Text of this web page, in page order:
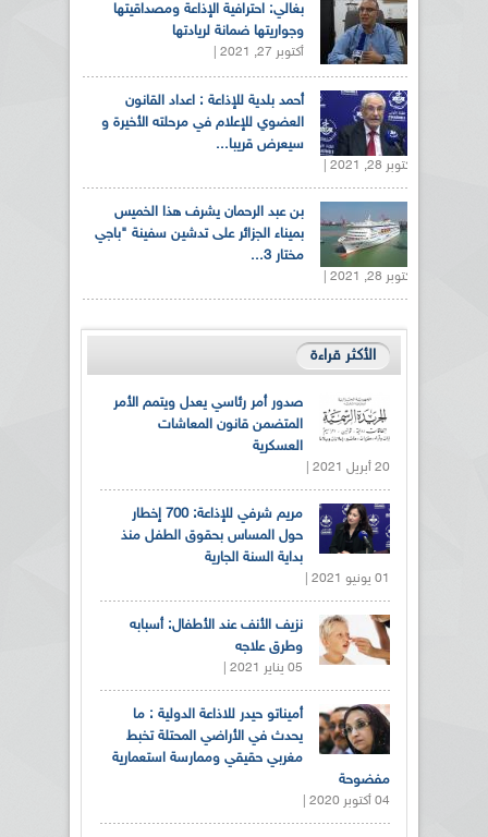
بغالي: احترافية الإذاعة ومصداقيتها
وجواريتها ضمانة لريادتها
أكتوبر 27, 2021 |
أحمد بلدية للإذاعة : اعداد القانون
العضوي للإعلام في مرحلته الأخيرة و
سيعرض قريبا...
أكتوبر 28, 2021 |
بن عبد الرحمان يشرف هذا الخميس
بميناء الجزائر على تدشين سفينة "باجي
مختار 3...
أكتوبر 28, 2021 |
الأكثر قراءة
صدور أمر رئاسي يعدل ويتمم الأمر
المتضمن قانون المعاشات
العسكرية
20 أبريل 2021 |
مريم شرفي للإذاعة: 700 إخطار
حول المساس بحقوق الطفل منذ
بداية السنة الجارية
01 يونيو 2021 |
نزيف الأنف عند الأطفال: أسبابه
وطرق علاجه
05 يناير 2021 |
أميناتو حيدر للاذاعة الدولية : ما
يحدث في الأراضي المحتلة تخبط
مغربي حقيقي وممارسة استعمارية
مفضوحة
04 أكتوبر 2020 |